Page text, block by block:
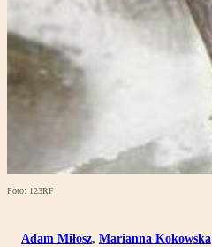
Foto: 123RF
Adam Miłosz, Marianna Kokowska